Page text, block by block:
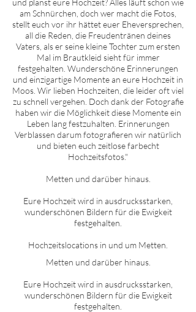
und planst eure Hochzeit? Alles läuft schon wie
am Schnürchen, doch wer macht die Fotos,
stellt euch vor ihr hättet euer Eheversprechen,
all die Reden, die Freudentränen deines
Vaters, als er seine kleine Tochter zum ersten
Mal im Brautkleid sieht für immer
festgehalten. Wunderschöne Erinnerungen
und einzigartige Momente an eure Hochzeit in
Moos. Wir lieben Hochzeiten, die leider oft viel
zu schnell vergehen. Doch dank der Fotografie
haben wir die Möglichkeit diese Momente ein
Leben lang festzuhalten. Erinnerungen
Verblassen darum fotografieren wir natürlich
und bieten euch zeitlose farbecht
Hochzeitsfotos."
Metten und darüber hinaus.
Eure Hochzeit wird in ausdrucksstarken,
wunderschönen Bildern für die Ewigkeit
festgehalten.
Hochzeitslocations in und um Metten.
Metten und darüber hinaus.
Eure Hochzeit wird in ausdrucksstarken,
wunderschönen Bildern für die Ewigkeit
festgehalten.